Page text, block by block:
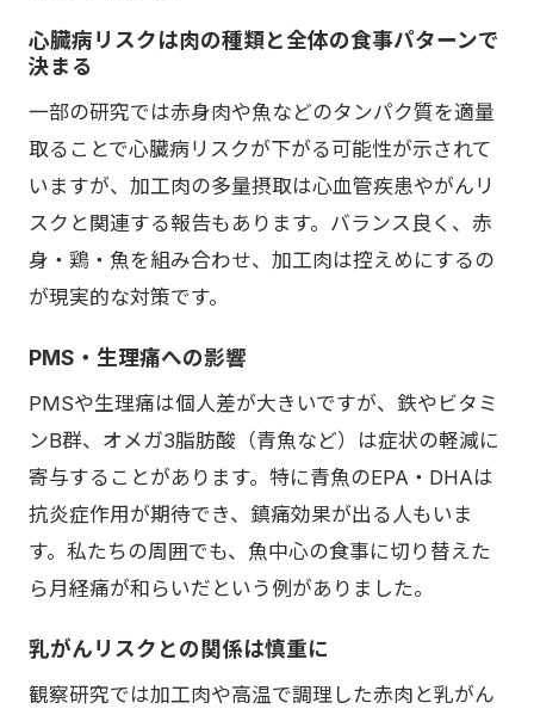
心臓病リスクは肉の種類と全体の食事パターンで
決まる
一部の研究では赤身肉や魚などのタンパク質を適量
取ることで心臓病リスクが下がる可能性が示されて
いますが、加工肉の多量摂取は心血管疾患やがんリ
スクと関連する報告もあります。バランス良く、赤
身・鶏・魚を組み合わせ、加工肉は控えめにするの
が現実的な対策です。
PMS・生理痛への影響
PMSや生理痛は個人差が大きいですが、鉄やビタミ
ンB群、オメガ3脂肪酸（青魚など）は症状の軽減に
寄与することがあります。特に青魚のEPA・DHAは
抗炎症作用が期待でき、鎮痛効果が出る人もいま
す。私たちの周囲でも、魚中心の食事に切り替えた
ら月経痛が和らいだという例がありました。
乳がんリスクとの関係は慎重に
観察研究では加工肉や高温で調理した赤肉と乳がん